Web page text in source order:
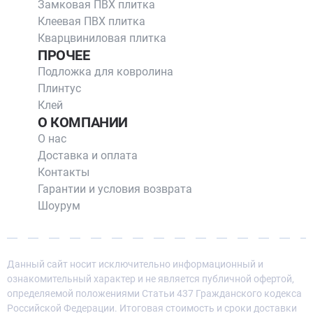
предоставить вам профессиональную консультацию и
помощь в выборе и установке ковровой плитки AW.
Заключение
Покупка коммерческой ковровой плитки AW в нашем
интернет-магазине - это верное решение для создания
стильного и уютного рабочего пространства. Обновите ваш
бизнес с помощью качественной ковровой плитки AW уже
сегодня и создайте приятную атмосферу для себя и ваших
клиентов!
Замковая ПВХ плитка
Клеевая ПВХ плитка
Кварцвиниловая плитка
ПРОЧЕЕ
Подложка для ковролина
Плинтус
Клей
О КОМПАНИИ
О нас
Доставка и оплата
Контакты
Гарантии и условия возврата
Шоурум
Данный сайт носит исключительно информационный и
ознакомительный характер и не является публичной офертой,
определяемой положениями Статьи 437 Гражданского кодекса
Российской Федерации. Итоговая стоимость и сроки доставки